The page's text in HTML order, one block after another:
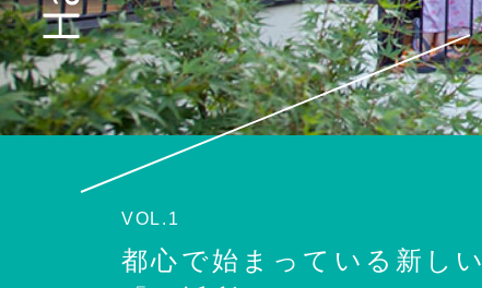
VOL.1
都心で始まっている新しい